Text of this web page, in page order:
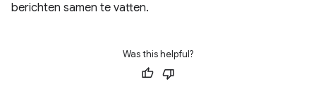
berichten samen te vatten.
Was this helpful?